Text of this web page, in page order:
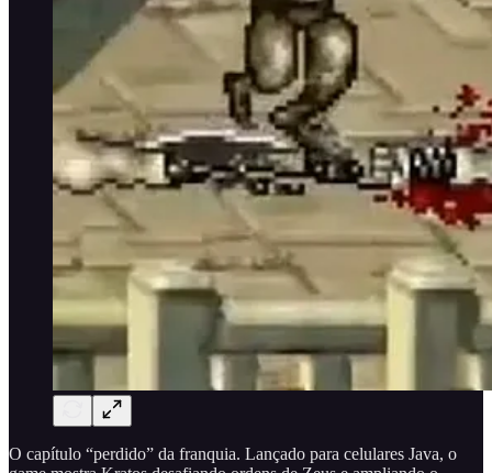
O capítulo “perdido” da franquia. Lançado para celulares Java, o